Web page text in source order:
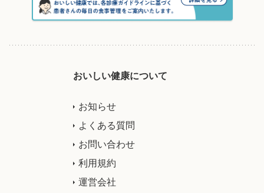
おいしい健康について
お知らせ
よくある質問
お問い合わせ
利用規約
運営会社